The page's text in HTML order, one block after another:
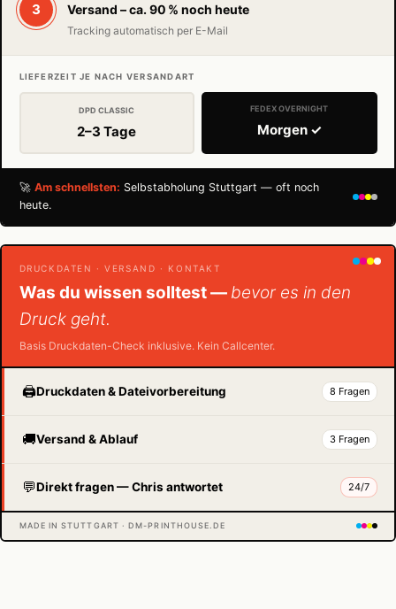
3 Versand – ca. 90 % noch heute
Tracking automatisch per E-Mail
LIEFERZEIT JE NACH VERSANDART
DPD CLASSIC
2–3 Tage
FEDEX OVERNIGHT
Morgen ✓
🚀 Am schnellsten: Selbstabholung Stuttgart — oft noch
heute.
DRUCKDATEN · VERSAND · KONTAKT
Was du wissen solltest — bevor es in den
Druck geht.
Basis Druckdaten-Check inklusive. Kein Callcenter.
🖨️Druckdaten & Dateivorbereitung 8 Fragen
🚚Versand & Ablauf 3 Fragen
💬Direkt fragen — Chris antwortet 24/7
MADE IN STUTTGART · DM-PRINTHOUSE.DE